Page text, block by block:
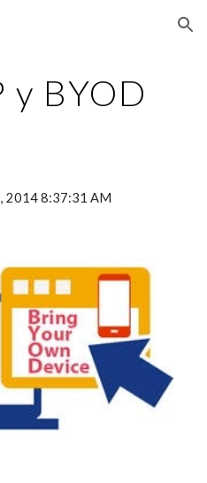
Skip to navigation
y BYOD
2014 8:37:31 AM